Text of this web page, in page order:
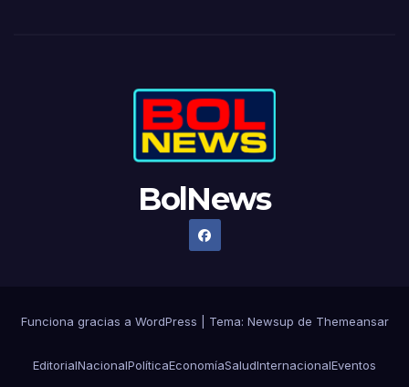
BolNews
Funciona gracias a WordPress Tema: Newsup de Themeansar
EditorialNacionalPolíticaEconomíaSaludInternacionalEventos